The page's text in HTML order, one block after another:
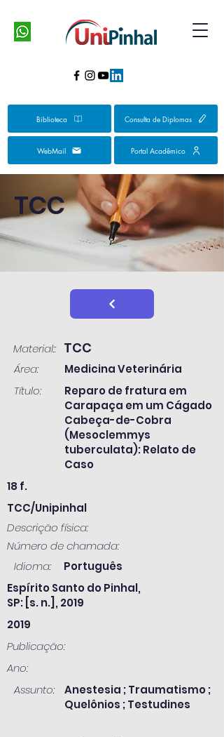
Biblioteca Consulta de Diplomas
WebMail Portal Acadêmico
TCC
Material:: TCC
Área:
Medicina Veterinária
Título:
Reparo de fratura em
Carapaça em um Cágado
Cabeça-de-Cobra
(Mesoclemmys
tuberculata): Relato de
Caso
18 f.
TCC/Unipinhal
Descrição física:
Número de chamada:
Idioma:
Português
Espírito Santo do Pinhal,
SP: [s. n.], 2019
2019
Publicação:
Ano:
Assunto:
Anestesia ; Traumatismo ;
Quelônios ; Testudines